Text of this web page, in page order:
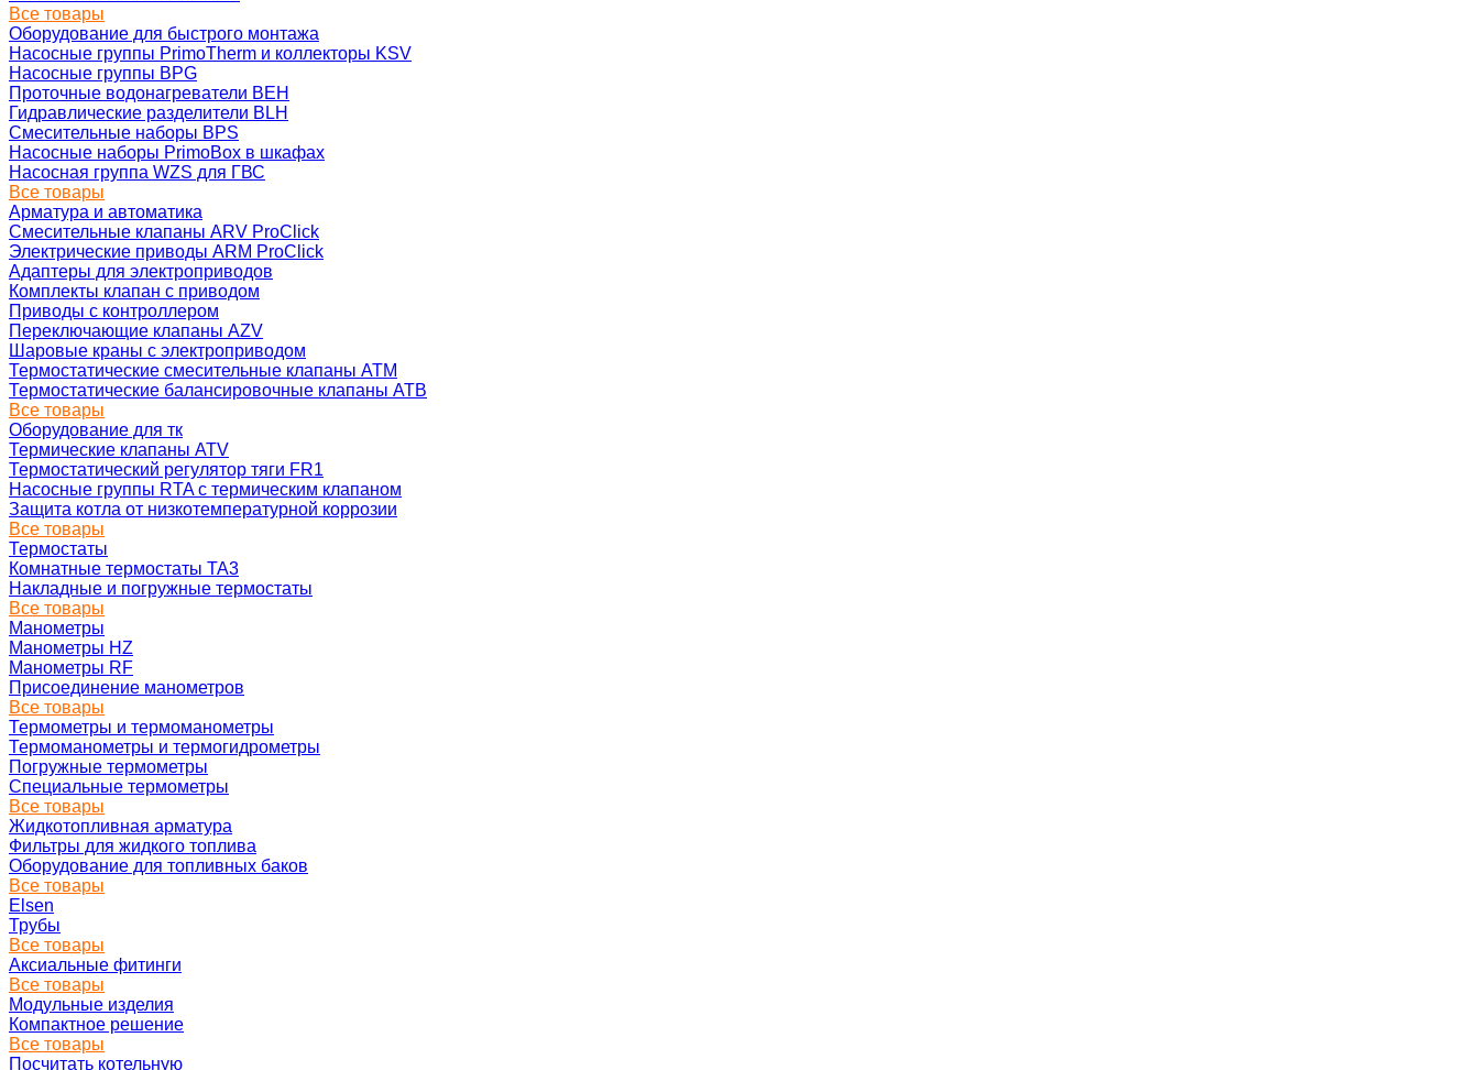
Все товары
Оборудование для быстрого монтажа
Насосные группы PrimoTherm и коллекторы KSV
Насосные группы BPG
Проточные водонагреватели BEH
Гидравлические разделители BLH
Смесительные наборы BPS
Насосные наборы PrimoBox в шкафах
Насосная группа WZS для ГВС
Все товары
Арматура и автоматика
Смесительные клапаны ARV ProClick
Электрические приводы ARM ProClick
Адаптеры для электроприводов
Комплекты клапан с приводом
Приводы с контроллером
Переключающие клапаны AZV
Шаровые краны с электроприводом
Термостатические смесительные клапаны ATM
Термостатические балансировочные клапаны ATB
Все товары
Оборудование для тк
Термические клапаны ATV
Термостатический регулятор тяги FR1
Насосные группы RTA с термическим клапаном
Защита котла от низкотемпературной коррозии
Все товары
Термостаты
Комнатные термостаты TA3
Накладные и погружные термостаты
Все товары
Манометры
Манометры HZ
Манометры RF
Присоединение манометров
Все товары
Термометры и термоманометры
Термоманометры и термогидрометры
Погружные термометры
Специальные термометры
Все товары
Жидкотопливная арматура
Фильтры для жидкого топлива
Оборудование для топливных баков
Все товары
Elsen
Трубы
Все товары
Аксиальные фитинги
Все товары
Модульные изделия
Компактное решение
Все товары
Посчитать котельную